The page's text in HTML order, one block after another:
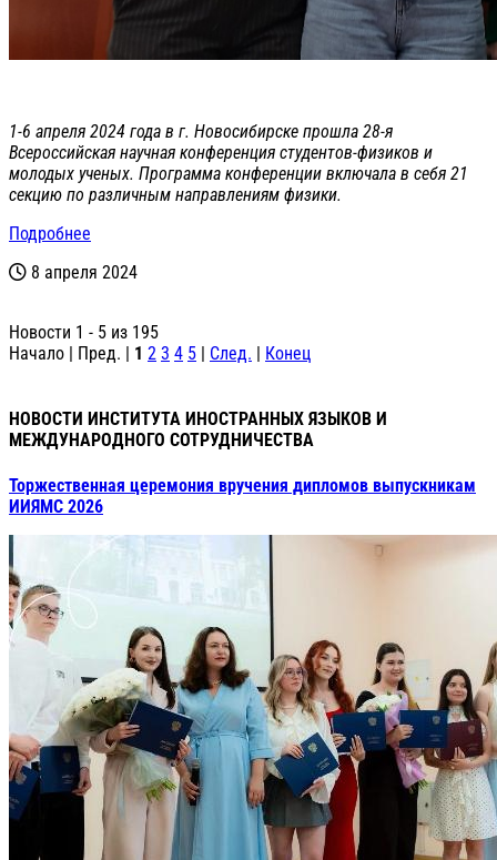
1-6 апреля 2024 года в г. Новосибирске прошла 28-я
Всероссийская научная конференция студентов-физиков и
молодых ученых. Программа конференции включала в себя 21
секцию по различным направлениям физики.
Подробнее
8 апреля 2024
Новости 1 - 5 из 195
Начало | Пред. | 1 2 3 4 5 | След. | Конец
НОВОСТИ ИНСТИТУТА ИНОСТРАННЫХ ЯЗЫКОВ И
МЕЖДУНАРОДНОГО СОТРУДНИЧЕСТВА
Торжественная церемония вручения дипломов выпускникам
ИИЯМС 2026